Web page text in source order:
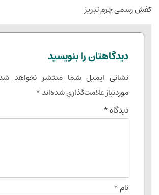
کفش رسمی چرم تبریز
دیدگاهتان را بنویسید
نشانی ایمیل شما منتشر نخواهد
موردنیاز علامت‌گذاری شده‌اند*
دیدگاه*
نام*